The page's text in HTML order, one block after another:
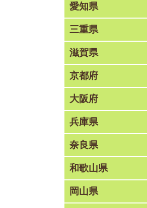
愛知県
三重県
滋賀県
京都府
大阪府
兵庫県
奈良県
和歌山県
岡山県